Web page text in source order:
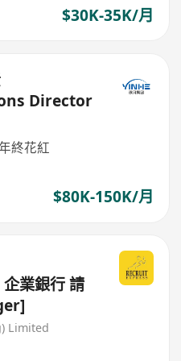
$30K-35K/月
Director
終花紅
$80K-150K/月
業銀行 請
Limited